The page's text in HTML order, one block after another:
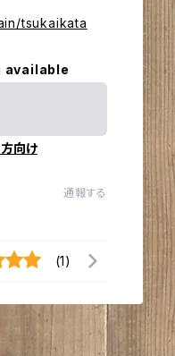
tsukaikata
available
向け
通報する
(1)